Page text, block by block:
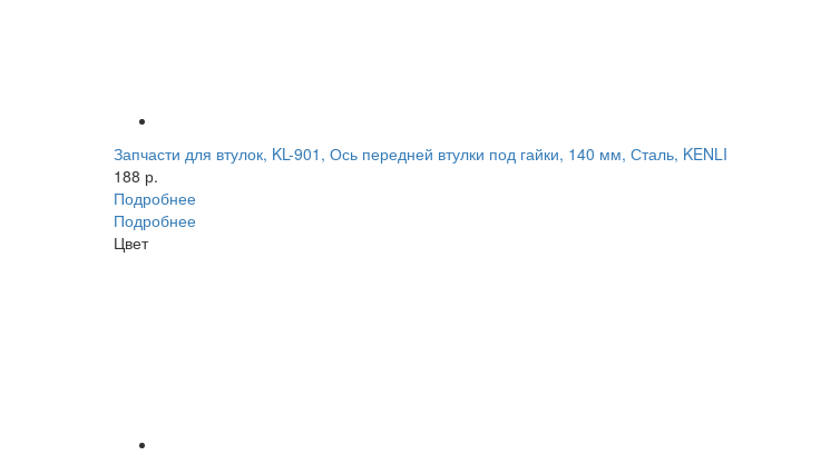
Запчасти для втулок, KL-901, Ось передней втулки под гайки, 140 мм, Сталь, KENLI
188 р.
Подробнее
Подробнее
Цвет